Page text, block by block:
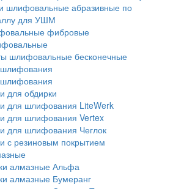
шлифовальные абразивные по
для УШМ
фибровые
шлифовальные бесконечные
для обдирки
для шлифования LiteWerk
для шлифования Vertex
для шлифования Чеглок
с резиновым покрытием
алмазные Альфа
алмазные Бумеранг